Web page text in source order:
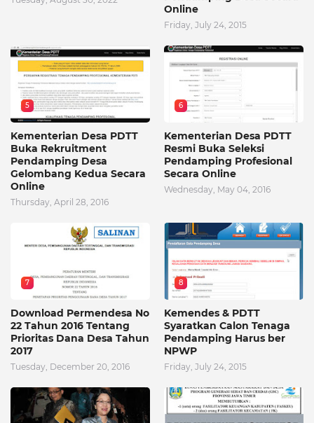
Online
Friday, July 24, 2015
5
Kementerian Desa PDTT
Buka Rekruitment
Pendamping Desa
Gelombang Kedua Secara
Online
Thursday, April 28, 2016
6
Kementerian Desa PDTT
Resmi Buka Seleksi
Pendamping Profesional
Secara Online
Wednesday, May 04, 2016
7
Download Permendesa No
22 Tahun 2016 Tentang
Prioritas Dana Desa Tahun
2017
Tuesday, December 20, 2016
8
Kemendes & PDTT
Syaratkan Calon Tenaga
Pendamping Harus ber
NPWP
Friday, July 24, 2015